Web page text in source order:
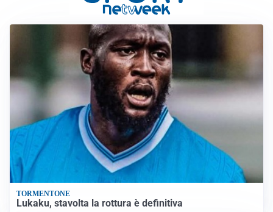
TORMENTONE
Lukaku, stavolta la rottura è definitiva